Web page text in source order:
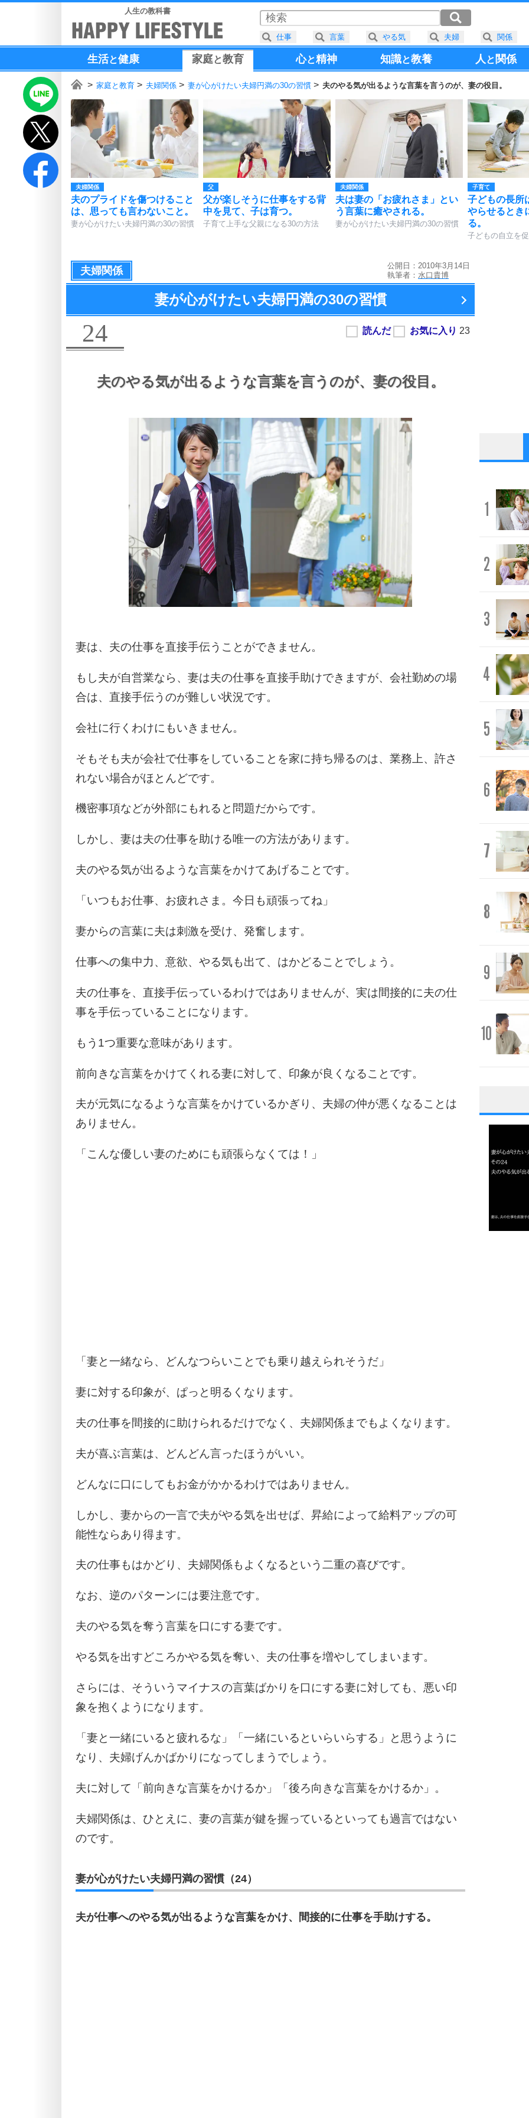
人生の教科書
生活と健康 家庭と教育 心と精神 知識と教養 人と 関係
家庭と教育 夫婦関係 妻が心がけたい夫婦円満の30の習慣 夫のやる気が出るような言葉を言うのが、妻の役目。
夫婦関係
夫のプライドを傷つけること
は、思っても言わないこと。
妻が心がけたい夫婦円満の30の習慣
父
父が楽しそうに仕事をする背
中を見て、子は育つ。
子育て上手な父親になる30の方法
夫婦関係
夫は妻の「お疲れさま」とい
う言葉に癒やされる。
妻が心がけたい夫婦円満の30の習慣
子育て
子どもの長所
やらせるとき
る。
子どもの自立を
夫婦関係
公開日：2010年3月14日
執筆者： 水口貴博
妻が心がけたい夫婦円満の30の習慣
24
夫のやる気が出るような言葉を言うのが、 妻の役目。
妻は、夫の仕事を直接手伝うことができません。
もし夫が自営業なら、妻は夫の仕事を直接手助けできますが、会社勤めの場
合は、直接手伝うのが難しい状況です。
会社に行くわけにもいきません。
そもそも夫が会社で仕事をしていることを家に持ち帰るのは、業務上、許さ
れない場合がほとんどです。
機密事項などが外部にもれると問題だからです。
しかし、妻は夫の仕事を助ける唯一の方法があります。
夫のやる気が出るような言葉をかけてあげることです。
「いつもお仕事、お疲れさま。今日も頑張ってね」
妻からの言葉に夫は刺激を受け、発奮します。
仕事への集中力、意欲、やる気も出て、はかどることでしょう。
夫の仕事を、直接手伝っているわけではありませんが、実は間接的に夫の仕
事を手伝っていることになります。
もう1つ重要な意味があります。
前向きな言葉をかけてくれる妻に対して、印象が良くなることです。
夫が元気になるような言葉をかけているかぎり、夫婦の仲が悪くなることは
ありません。
「こんな優しい妻のためにも頑張らなくては！」
「妻と一緒なら、どんなつらいことでも乗り越えられそうだ」
妻に対する印象が、ぱっと明るくなります。
夫の仕事を間接的に助けられるだけでなく、夫婦関係までもよくなります。
夫が喜ぶ言葉は、どんどん言ったほうがいい。
どんなに口にしてもお金がかかるわけではありません。
しかし、妻からの一言で夫がやる気を出せば、昇給によって給料アップの可
能性ならあり得ます。
夫の仕事もはかどり、夫婦関係もよくなるという二重の喜びです。
なお、逆のパターンには要注意です。
夫のやる気を奪う言葉を口にする妻です。
やる気を出すどころかやる気を奪い、夫の仕事を増やしてしまいます。
さらには、そういうマイナスの言葉ばかりを口にする妻に対しても、悪い印
象を抱くようになります。
「妻と一緒にいると疲れるな」「一緒にいるといらいらする」と思うように
なり、夫婦げんかばかりになってしまうでしょう。
夫に対して「前向きな言葉をかけるか」「後ろ向きな言葉をかけるか」。
夫婦関係は、ひとえに、妻の言葉が鍵を握っているといっても過言ではない
のです。
妻が心がけたい夫婦円満の習慣（24）
夫が仕事へのやる気が出るような言葉をかけ、間接的に仕事を手助けする。
1
2
3
4
5
6
7
8
9
10
1
3
仕事 言葉 やる気 夫婦 関係